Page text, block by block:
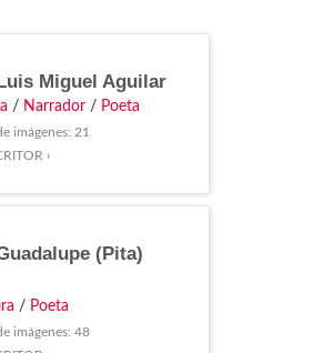
Miguel Aguilar
/ Narrador / Poeta
imágenes: 21
›
(Pita)
/ Poeta
imágenes: 48